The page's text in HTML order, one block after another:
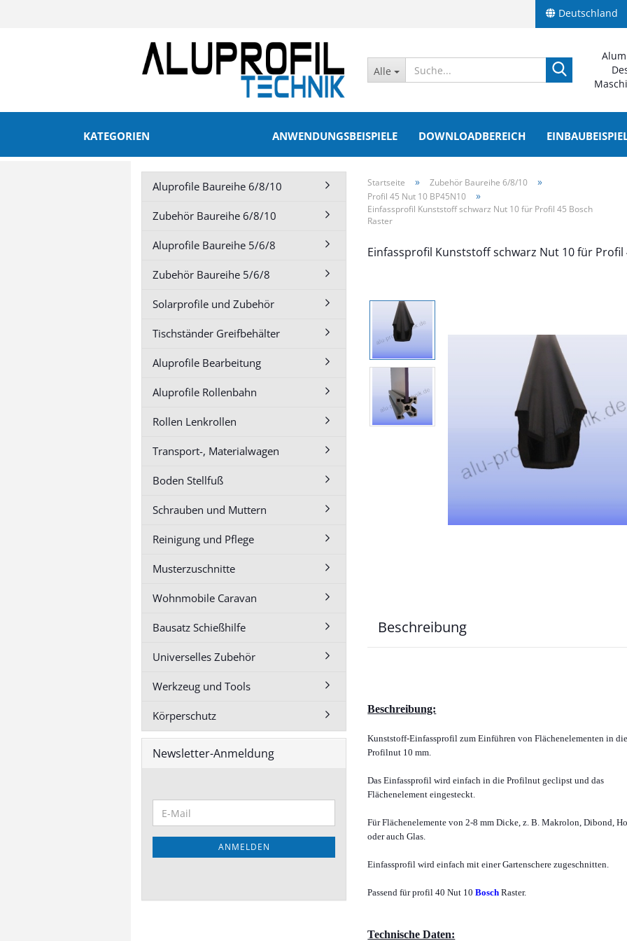
Deutschland
Konto erstellen
Alle
ANWENDUNGSBEISPIELE DOWNLOADBEREICH
KATEGORIEN
Aluprofile Baureihe 6/8/10
Profil 40 Nut 10
Profil 45 Nut 10
Profil 60 Nut 10
Zubehör Baureihe 6/8/10
Profil 20 Nut 6 BP20N6
Profil 40 Nut 10 BP40N10
Profil 45 Nut 10 BP45N10
Profil 60 Nut 10 BP60N10
Profil 90 Nut10 BP90N10
Aluprofile Baureihe 5/6/8
Profil 20 Nut 5
Zubehör Baureihe 5/6/8
Profilbohrungen
Serviceleistung Gewinde
Lenkrollen Transportrollen
Transport-, Materialwagen
Materialwagen Bausatz
Tischständer für
Schrauben und Muttern
Zylinderschrauben DIN 912
Profil Schrauben
Muttern / Bundmutter
Gewindeplatten
Schraubösen - Ringschraube
Innensechskant
Startseite » Zubehör Baureihe 6/8/10 »
Profil 45 Nut 10 BP45N10 »
Einfassprofil Kunststoff schwarz Nut 10 für Profil 45 Bosch
Raster
Einfassprofil Kunststoff schwarz Nut 10 für Profil
Beschreibung
Beschreibung:
Kunststoff-Einfassprofil zum Einführen von Flächenelementen in
Profilnut 10 mm.
Das Einfassprofil wird einfach in die Profilnut geclipst und das
Flächenelement eingesteckt.
Für Flächenelemente von 2-8 mm Dicke, z. B. Makrolon, Dibond,
oder auch Glas.
Einfassprofil wird einfach mit einer Gartenschere zugeschnitten.
Passend für profil 40 Nut 10Bosch Raster.
Technische Daten:
Aluprofile Baureihe 6/8/10
Zubehör Baureihe 6/8/10
Aluprofile Baureihe 5/6/8
Zubehör Baureihe 5/6/8
Solarprofile und Zubehör
Tischständer Greifbehälter
Aluprofile Bearbeitung
Aluprofile Rollenbahn
Rollen Lenkrollen
Transport-, Materialwagen
Boden Stellfuß
Schrauben und Muttern
Reinigung und Pflege
Musterzuschnitte
Wohnmobile Caravan
Bausatz Schießhilfe
Universelles Zubehör
Werkzeug und Tools
Körperschutz
Newsletter-Anmeldung
ANMELDEN